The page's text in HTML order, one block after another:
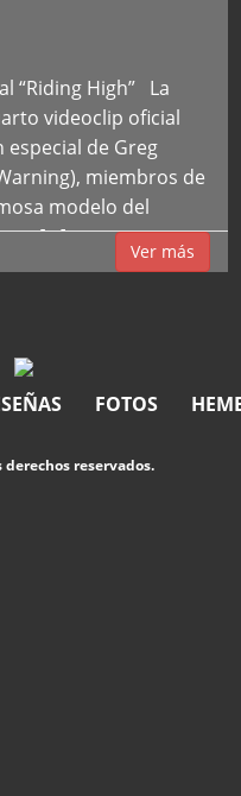
“Riding High” La
videoclip oficial
especial de Greg
miembros de
modelo del
[…]
Ver más
FOTOS
derechos reservados.